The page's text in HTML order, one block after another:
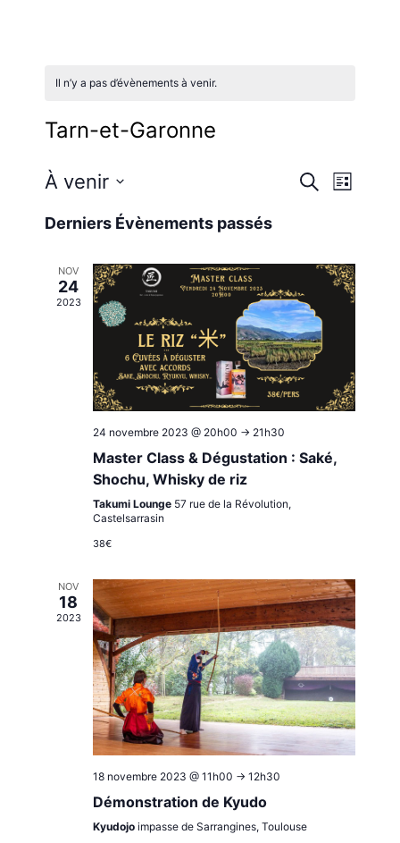
Il n’y a pas d’évènements à venir.
Tarn-et-Garonne
de
vues
Recherche
Liste
À venir
une
Derniers Évènements passés
NOV
24
2023
24 novembre 2023 @ 20h00 -> 21h30
Master Class & Dégustation : Saké,
Shochu, Whisky de riz
Takumi Lounge 57 rue de la Révolution,
Castelsarrasin
38€
NOV
18
2023
18 novembre 2023 @ 11h00 -> 12h30
Démonstration de Kyudo
Kyudojo impasse de Sarrangines, Toulouse